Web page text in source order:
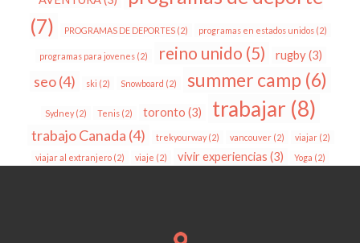
(7)
PROGRAMAS DE DEPORTES (2) programas en estados unidos (2)
programas para jovenes(2) reino unido (5) rugby(3)
seo(4) ski (2) Snowboard (2) summer camp (6)
Sydney(2) Tenis (2) toronto (3) trabajar (8)
trabajo Canada (4) trekyourway(2) vancouver(2) viajar(2)
viajar al extranjero (2) viaje (2) vivir experiencias (3) Yoga (2)